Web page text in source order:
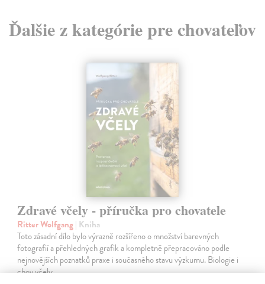
Ďalšie z kategórie pre chovateľov
Zdravé včely - příručka pro chovatele
Ritter Wolfgang| Kniha
Toto zásadní dílo bylo výrazně rozšířeno o množství barevných
fotografií a přehledných grafik a kompletně přepracováno podle
nejnovějších poznatků praxe i současného stavu výzkumu. Biologie i
chov včely…